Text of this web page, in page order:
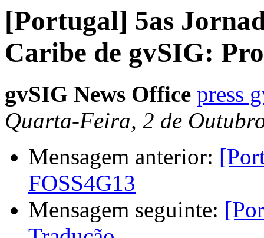
[Portugal] 5as
Caribe de gvSIG:
gvSIG News Office press
Quarta-Feira, 2 de
Mensagem anterior:
FOSS4G13
Mensagem seguinte: